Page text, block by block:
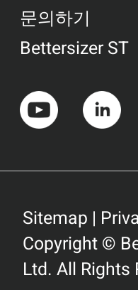
문의하기
Bettersizer ST
Sitemap |
Copyright ©
Ltd. All Rights